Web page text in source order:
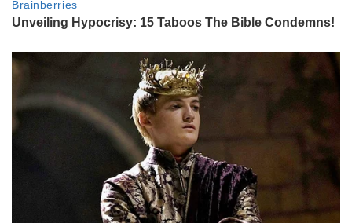
La historia de Antonela Roccuzzo,
la fiel compañera de Leo Messi:
apoyo incondicional en este
Mundial de 2026
LIFESTYLE
Los looks de Susana Giménez y su
hija en su arribo a Miami para
alentar a la Selección Argentina
INTIMOS
Damián Betular, de pastelero
estrella a fenómeno teatral con